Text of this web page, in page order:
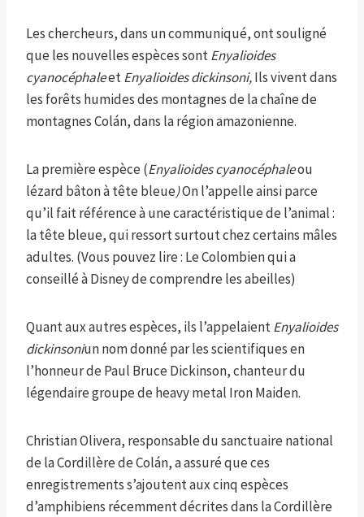
Les chercheurs, dans un communiqué, ont souligné
que les nouvelles espèces sontEnyalioides
cyanocéphaleetEnyalioides dickinsoni,Ils vivent dans
les forêts humides des montagnes de la chaîne de
montagnes Colán, dans la région amazonienne.
La première espèce (Enyalioides cyanocéphaleou
lézard bâton à tête bleue)On l’appelle ainsi parce
qu’il fait référence à une caractéristique de l’animal :
la tête bleue, qui ressort surtout chez certains mâles
adultes. (Vous pouvez lire : Le Colombien qui a
conseillé à Disney de comprendre les abeilles)
Quant aux autres espèces, ils l’appelaientEnyalioides
dickinsoniun nom donné par les scientifiques en
l’honneur de Paul Bruce Dickinson, chanteur du
légendaire groupe de heavy metal Iron Maiden.
Christian Olivera, responsable du sanctuaire national
de la Cordillère de Colán, a assuré que ces
enregistrements s’ajoutent aux cinq espèces
d’amphibiens récemment décrites dans la Cordillère